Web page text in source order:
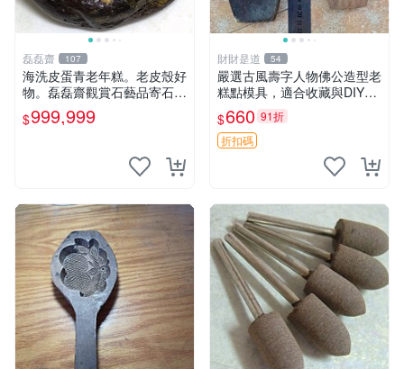
磊磊齋 107
海洗皮蛋青老年糕。老皮殼好
物。磊磊齋觀賞石藝品寄石加
工代工雕刻研磨雨花石瑪瑙大
灣石珠寶首飾寶石大陸石台灣
飾壽山石雞血石壽山雞血石原
$999,999
財財是道 54
嚴選古風壽字人物佛公造型老
糕點模具，適合收藏與DIY創
作 餐桌用品 壽宴喜慶
$660 91折
折扣碼